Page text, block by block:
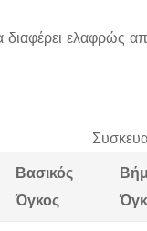
ελαφρώς
Βασικός
Όγκος